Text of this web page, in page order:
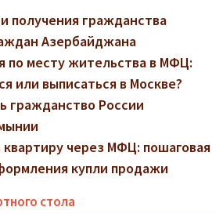
получения гражданства
Азербайджана
по месту жительства в МФЦ:
или выписаться в Москве?
гражданство России
квартиру через МФЦ: пошаговая
купли продажи
стола